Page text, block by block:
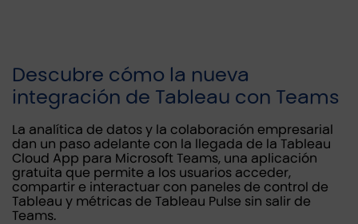
Descubre cómo la nueva
integración de Tableau con Teams
La analítica de datos y la colaboración empresarial
dan un paso adelante con la llegada de la Tableau
Cloud App para Microsoft Teams, una aplicación
gratuita que permite a los usuarios acceder,
compartir e interactuar con paneles de control de
Tableau y métricas de Tableau Pulse sin salir de
Teams.